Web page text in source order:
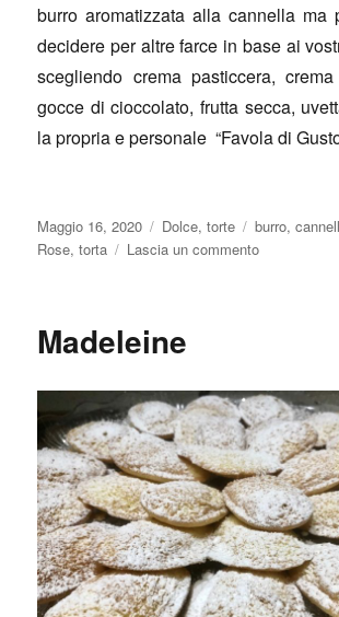
burro aromatizzata alla cannella ma
decidere per altre farce in base ai
scegliendo crema pasticcera,
gocce di cioccolato, frutta secca,
la propria e personale “Favola di
Pubblicato
il
Maggio 16, 2020 Categorie
Dolce,torte Tag
burro,
Rose,torta Lascia un commentosu
Madeleine